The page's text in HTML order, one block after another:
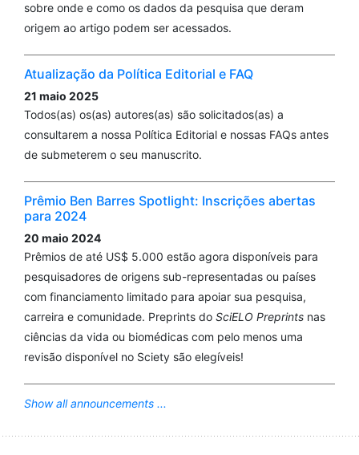
sobre onde e como os dados da pesquisa que deram
origem ao artigo podem ser acessados.
Atualização da Política Editorial e FAQ
21 maio 2025
Todos(as) os(as) autores(as) são solicitados(as) a
consultarem a nossa Política Editorial e nossas FAQs antes
de submeterem o seu manuscrito.
Prêmio Ben Barres Spotlight: Inscrições abertas
para 2024
20 maio 2024
Prêmios de até US$ 5.000 estão agora disponíveis para
pesquisadores de origens sub-representadas ou países
com financiamento limitado para apoiar sua pesquisa,
carreira e comunidade. Preprints do SciELO Preprints nas
ciências da vida ou biomédicas com pelo menos uma
revisão disponível no Sciety são elegíveis!
Show all announcements ...